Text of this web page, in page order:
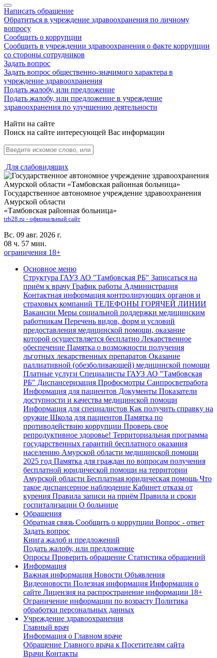
Написать обращение
Обратиться в учреждение здравоохранения по личному
вопросу
Сообщить о коррупции
Сообщить в учреждении здравоохранения о факте коррупции
со стороны сотрудников
Задать вопрос
Задать вопрос общественно-значимого характера в
учреждение здравоохранения
Подать жалобу, или предложение
Подать жалобу, или предложение в учреждение
здравоохранения по улучшению деятельности
Найти на сайте
Поиск на сайте интересующей Вас информации
Для слабовидящих
Государственное автономное учреждение здравоохранения
Амурской области
«Тамбовская районная больница»
trb28.ru - официальный сайт
Вс. 09 авг. 2026 г.
08 ч. 57 мин.
ограничения 18+
Основное меню
Структура ГАУЗ АО "Тамбовская РБ" Записаться на
приём к врачу График работы Администрация
Контактная информация контролирующих органов и
страховых компаний ТЕЛЕФОНЫ ГОРЯЧЕЙ ЛИНИИ
Вакансии Меры социальной поддержки медицинским
работникам Перечень видов, форм и условий
предоставления медицинской помощи, оказание
которой осуществляется бесплатно Лекарственное
обеспечение Памятка о возможности получения
льготных лекарственных препаратов Оказание
паллиативной (обезболивающей) медицинской помощи
Платные услуги Специалисты ГАУЗ АО "Тамбовская
РБ" Диспансеризация Профосмотры Санпросветработа
Информация для пациентов Документы Показатели
доступности и качества медицинской помощи
Информация для специалистов Как получить справку на
оружие Школа для пациентов Памятка по
противодействию коррупции Проверь свое
репродуктивное здоровье! Территориальная программа
государственных гарантий бесплатного оказания
населению Амурской области медицинской помощи
2025 год Памятка для граждан по вопросам получения
бесплатной юридической помощи на территории
Амурской области Бесплатная юридическая помощь Что
такое диспансерное наблюдение Кабинет отказа от
курения Правила записи на приём Правила и сроки
госпитализации О больнице
Обращения
Обратная связь Сообщить о коррупции Вопрос - ответ
Задать вопрос
Книга жалоб и предложений
Подать жалобу, или предложение
Опросы Проверить обращение Статистика обращений
Информация
Важная информация Новости Объявления
Видеоновости Полезная информация Информация о
сайте Лицензия на распространение информации 18+
Ограничение информации по возрасту Политика
обработки персональных данных
Учреждение здравоохранения
Главный врач
Информация о Главном враче
Обращение Главного врача к Посетителям сайта
Врачи Контакты